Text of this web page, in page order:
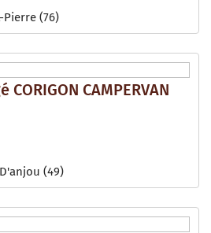
Pierre (76)
CAMPERVAN
(49)